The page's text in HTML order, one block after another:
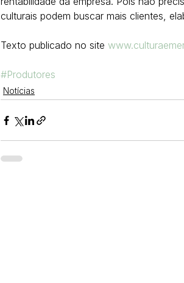
culturais podem buscar mais clientes,
Texto publicado no site
#Produtores
Notícias